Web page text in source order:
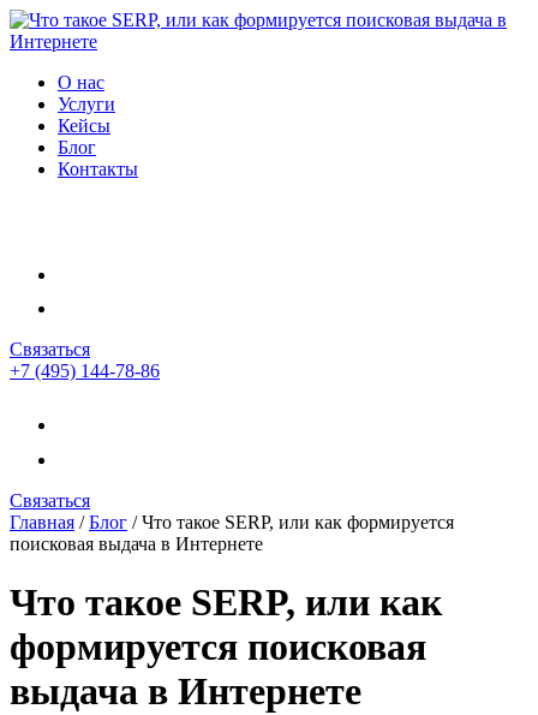
О нас
Услуги
Кейсы
Блог
Контакты
Связаться
+7 (495) 144-78-86
Связаться
Главная /Блог /Что такое SERP, или как формируется
поисковая выдача в Интернете
Что такое SERP, или как
формируется поисковая
выдача в Интернете